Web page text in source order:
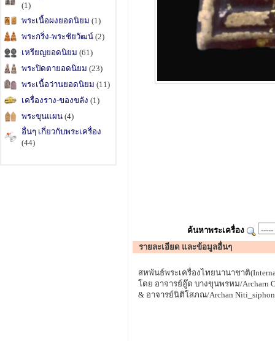
(1)
พระเนื้อผงยอดนิยม (1)
พระกริ่ง-พระชัยวัฒน์ (2)
เหรียญยอดนิยม (61)
พระปิดตายอดนิยม (23)
พระเนื้อว่านยอดนิยม (11)
เครื่องราง-ของขลัง (1)
พระขุนแผน (4)
อื่นๆ เกี่ยวกับพระเครื่อง
(44)
ค้นหาพระเครื่อง
รายละเอียด และข้อมูลอื่นๆ
สหพันธ์พระเครื่องไทยนานาชาติ
โดย อาจารย์อู๊ด บางขุนพรหม/Archarn
& อาจารย์นิติโสภณ/Archan